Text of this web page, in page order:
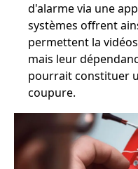
d'alarme via une
systèmes offrent
permettent la
mais leur
pourrait constituer
coupure.